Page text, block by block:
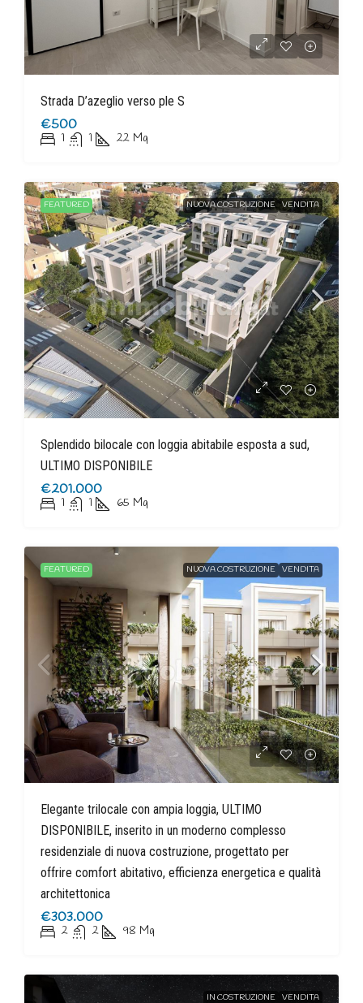
Strada D’azeglio verso ple S
€500
1 1 22 Mq
FEATURED NUOVA COSTRUZIONE VENDITA
Splendido bilocale con loggia abitabile esposta a sud,
ULTIMO DISPONIBILE
€201.000
1 1 65 Mq
FEATURED NUOVA COSTRUZIONE VENDITA
Elegante trilocale con ampia loggia, ULTIMO
DISPONIBILE, inserito in un moderno complesso
residenziale di nuova costruzione, progettato per
offrire comfort abitativo, efficienza energetica e qualità
architettonica
€303.000
2 2 98 Mq
IN COSTRUZIONE VENDITA